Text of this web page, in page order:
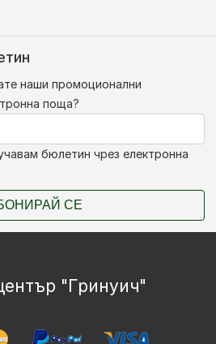
наши промоционални
поща?
бюлетин чрез електронна
СЕ
"Гринуич"